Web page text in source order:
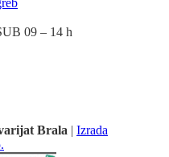
09 – 14 h
Brala | Izrada